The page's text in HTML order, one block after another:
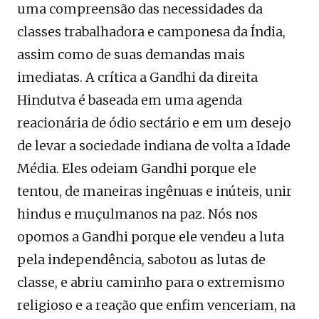
uma compreensão das necessidades da
classes trabalhadora e camponesa da Índia,
assim como de suas demandas mais
imediatas. A crítica a Gandhi da direita
Hindutva é baseada em uma agenda
reacionária de ódio sectário e em um desejo
de levar a sociedade indiana de volta a Idade
Média. Eles odeiam Gandhi porque ele
tentou, de maneiras ingênuas e inúteis, unir
hindus e muçulmanos na paz. Nós nos
opomos a Gandhi porque ele vendeu a luta
pela independência, sabotou as lutas de
classe, e abriu caminho para o extremismo
religioso e a reação que enfim venceriam, na